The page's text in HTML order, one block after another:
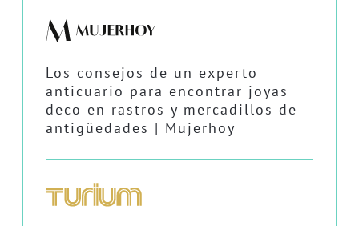
Los consejos de un experto
anticuario para encontrar joyas
deco en rastros y mercadillos de
antigüedades | Mujerhoy